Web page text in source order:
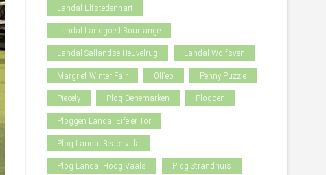
Landal Elfstedenhart
Landal Landgoed Bourtange
Landal Sallandse Heuvelrug Landal Wolfsven
Margriet Winter Fair Oll'eo Penny Puzzle
Piecely Plog Denemarken Ploggen
Ploggen Landal Eifeler Tor
Plog Landal Beachvilla
Plog Landal Hoog Vaals Plog Strandhuis